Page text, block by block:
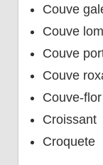
Couve
Couve
Couve
Couve
Couve-flor
Croissant
Croquete